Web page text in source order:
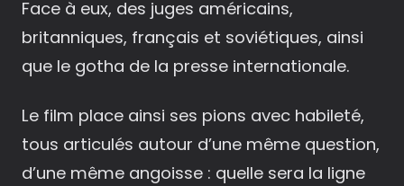
Face à eux, des juges américains,
britanniques, français et soviétiques, ainsi
que le gotha de la presse internationale.
Le film place ainsi ses pions avec habileté,
tous articulés autour d’une même question,
d’une même angoisse : quelle sera la ligne